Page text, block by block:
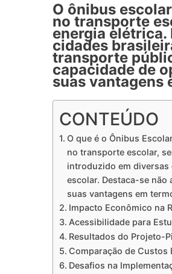
O ônibus
no transporte
energia
cidades
transporte
capacidade de
suas vantagens
CONTEÚDO
O que é o Ônibus
no transporte escolar,
introduzido em
escolar. Destaca-se não
suas vantagens em
Impacto Econômico na
Acessibilidade para
Resultados do Projeto-
Comparação de Custos
Desafios na